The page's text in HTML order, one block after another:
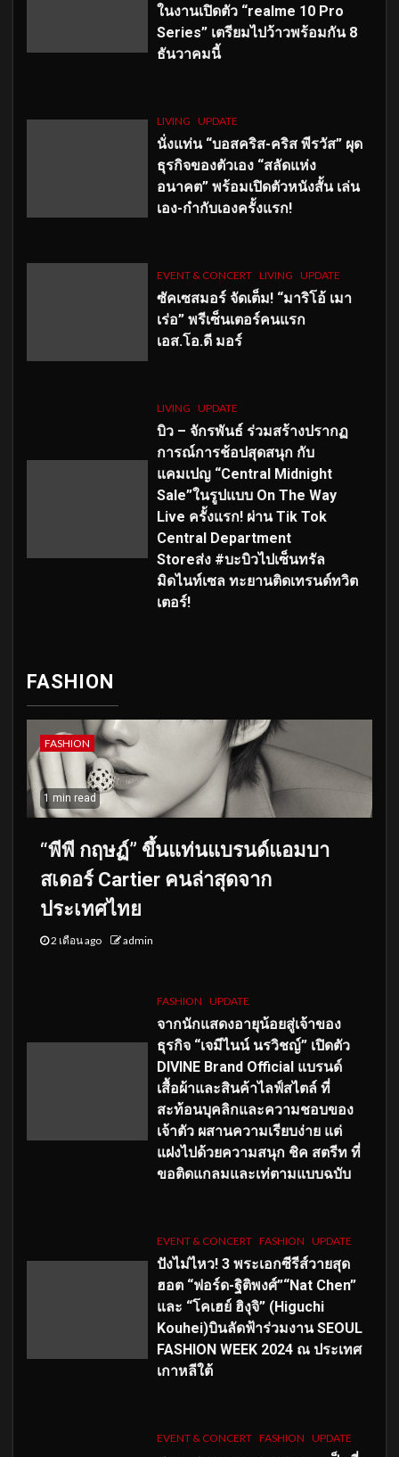
ในงานเปิดตัว “realme 10 Pro
Series” เตรียมไปว้าวพร้อมกัน 8
ธันวาคมนี้
LIVING UPDATE
นั่งแท่น “บอสคริส-คริส พีรวัส” ผุด
ธุรกิจของตัวเอง “สลัดแห่ง
อนาคต” พร้อมเปิดตัวหนังสั้น เล่น
เอง-กำกับเองครั้งแรก!
EVENT & CONCERT LIVING UPDATE
ซัคเซสมอร์ จัดเต็ม! “มาริโอ้ เมา
เร่อ” พรีเซ็นเตอร์คนแรก
เอส.โอ.ดี มอร์
LIVING UPDATE
บิว – จักรพันธ์ ร่วมสร้างปรากฏ
การณ์การช้อปสุดสนุก กับ
แคมเปญ “Central Midnight
Sale”ในรูปแบบ On The Way
Live ครั้งแรก! ผ่าน Tik Tok
Central Department
Storeส่ง #บะบิวไปเซ็นทรัล
มิดไนท์เซล ทะยานติดเทรนด์ทวิต
เตอร์!
FASHION
FASHION
1 min read
“พีพี กฤษฏ์” ขึ้นแท่นแบรนด์แอมบา
สเดอร์ Cartier คนล่าสุดจาก
ประเทศไทย
2 เดือน ago admin
FASHION UPDATE
จากนักแสดงอายุน้อยสู่เจ้าของ
ธุรกิจ “เจมีไนน์ นรวิชญ์” เปิดตัว
DIVINE Brand Official แบรนด์
เสื้อผ้าและสินค้าไลฟ์สไตล์ ที่
สะท้อนบุคลิกและความชอบของ
เจ้าตัว ผสานความเรียบง่าย แต่
แฝงไปด้วยความสนุก ชิค สตรีท ที่
ขอติดแกลมและเท่ตามแบบฉบับ
EVENT & CONCERT FASHION UPDATE
ปังไม่ไหว! 3 พระเอกซีรีส์วายสุด
ฮอต “ฟอร์ด-ฐิติพงศ์”“Nat Chen”
และ “โคเฮย์ ฮิงุจิ” (Higuchi
Kouhei)บินลัดฟ้าร่วมงาน SEOUL
FASHION WEEK 2024 ณ ประเทศ
เกาหลีใต้
EVENT & CONCERT FASHION UPDATE